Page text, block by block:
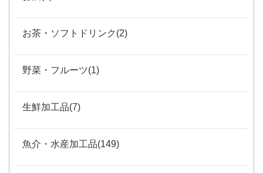
お茶・ソフトドリンク(2)
野菜・フルーツ(1)
生鮮加工品(7)
魚介・水産加工品(149)